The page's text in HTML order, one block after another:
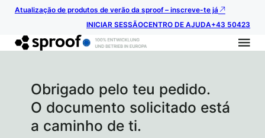
Atualização de produtos de verão da sproof – inscreve-te já
INICIAR SESSÃOCENTRO DE AJUDA+43 50423
Obrigado pelo teu pedido.
O documento solicitado está
a caminho de ti.